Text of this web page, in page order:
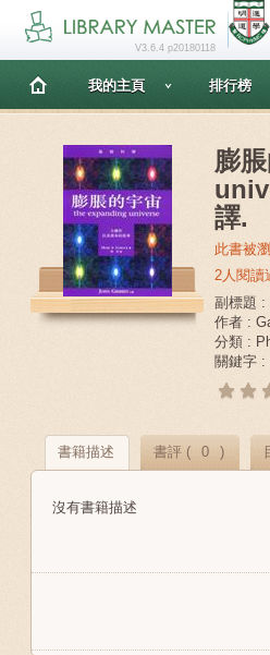
V3.6.4 p20180118
我的主頁 排行榜
膨
譯.
此書被
2人閱讀
副標題 :
作者 :
分類 :
關鍵字 :
書籍描述 書評 ( 0 )
沒有書籍描述